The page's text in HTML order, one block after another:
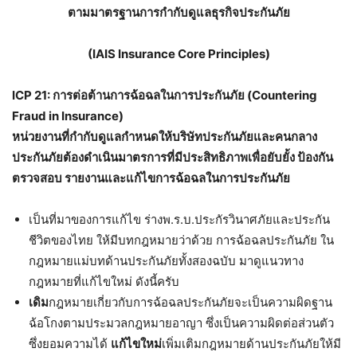
ตามมาตรฐานการกำกับดูแลธุรกิจประกันภัย
(IAIS Insurance Core Principles)
ICP 21: การต่อต้านการฉ้อฉลในการประกันภัย (Countering
Fraud in Insurance)
หน่วยงานที่กำกับดูแลกำหนดให้บริษัทประกันภัยและคนกลาง
ประกันภัยต้องดำเนินมาตรการที่มีประสิทธิภาพเพื่อยับยั้ง ป้องกัน
ตรวจสอบ รายงานและแก้ไขการฉ้อฉลในการประกันภัย
เป็นที่มาของการแก้ไข ร่างพ.ร.บ.ประกัรวินาศภัยและประกัน
ชีวิตของไทย ให้มีบทกฎหมายว่าด้วย การฉ้อฉลประกันภัย ใน
กฎหมายแม่บทด้านประกันภัยทั้งสองฉบับ มาดูแนวทาง
กฎหมายที่แก้ไขใหม่ ดังนี้ครับ
เดิมกฎหมายเกี่ยวกับการฉ้อฉลประกันภัยจะเป็นความผิดฐาน
ฉ้อโกงตามประมวลกฎหมายอาญา ซึ่งเป็นความผิดต่อส่วนตัว
ซึ่งยอมความได้ แก้ไขใหม่เพิ่มเติมกฎหมายด้านประกันภัยให้มี